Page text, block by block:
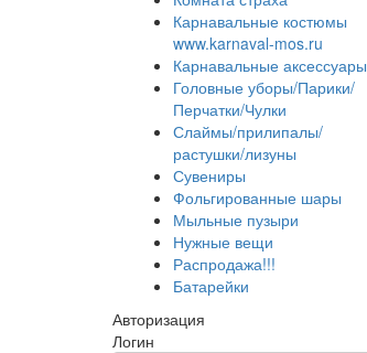
Карнавальные костюмы
www.karnaval-mos.ru
Карнавальные аксессуары
Головные уборы/Парики/
Перчатки/Чулки
Слаймы/прилипалы/
растушки/лизуны
Сувениры
Фольгированные шары
Мыльные пузыри
Нужные вещи
Распродажа!!!
Батарейки
Авторизация
Логин